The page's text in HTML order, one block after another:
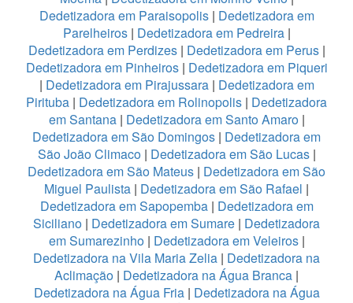
Dedetizadora em Paraisopolis| Dedetizadora em
Parelheiros| Dedetizadora em Pedreira|
Dedetizadora em Perdizes| Dedetizadora em Perus|
Dedetizadora em Pinheiros| Dedetizadora em Piqueri
| Dedetizadora em Pirajussara| Dedetizadora em
Pirituba | Dedetizadora em Rolinopolis | Dedetizadora
em Santana| Dedetizadora em Santo Amaro|
Dedetizadora em São Domingos | Dedetizadora em
São João Climaco| Dedetizadora em São Lucas|
Dedetizadora em São Mateus | Dedetizadora em São
Miguel Paulista | Dedetizadora em São Rafael |
Dedetizadora em Sapopemba | Dedetizadora em
Siciliano | Dedetizadora em Sumare | Dedetizadora
em Sumarezinho| Dedetizadora em Veleiros|
Dedetizadora na Vila Maria Zelia | Dedetizadora na
Aclimação | Dedetizadora na Água Branca |
Dedetizadora na Água Fria| Dedetizadora na Água